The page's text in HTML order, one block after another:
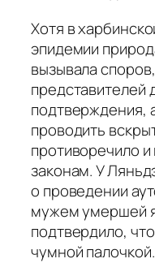
Хотя в
эпидемии
вызывала
представителей
подтверждения,
проводить
противоречило
законам. У
о проведении
мужем умершей
подтвердило,
чумной палочкой.